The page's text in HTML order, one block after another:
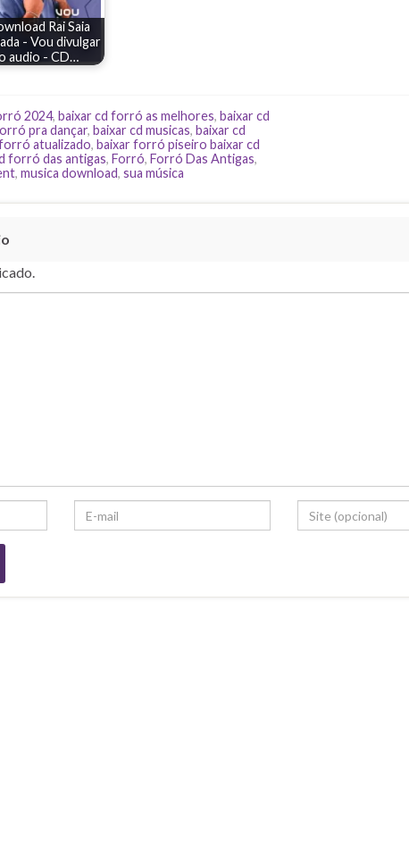
Rai Saia
- Vou divulgar
audio - CD…
2024, baixar cd forró as melhores, baixar cd
pra dançar, baixar cd musicas, baixar cd
atualizado, baixar forró piseiro baixar cd
forró das antigas, Forró, Forró Das Antigas,
, musica download, sua música